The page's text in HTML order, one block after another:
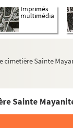
Imprimés
multimédia
cimetière Sainte
Sainte
hitoriques, littéraires
historiques,
littéraires,
littéraires
et critiques